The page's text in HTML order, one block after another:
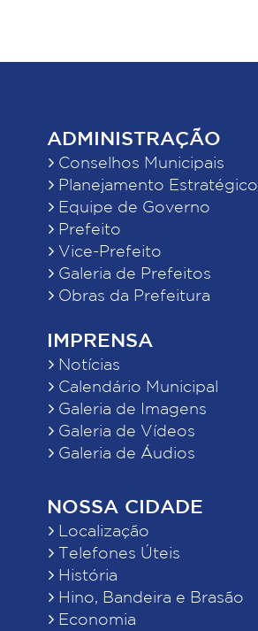
ADMINISTRAÇÃO
Conselhos Municipais
Planejamento Estratégico
Equipe de Governo
Prefeito
Vice-Prefeito
Galeria de Prefeitos
Obras da Prefeitura
IMPRENSA
Notícias
Calendário Municipal
Galeria de Imagens
Galeria de Vídeos
Galeria de Áudios
NOSSA CIDADE
Localização
Telefones Úteis
História
Hino, Bandeira e Brasão
Economia